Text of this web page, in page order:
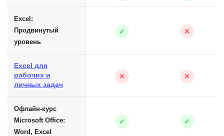
Excel:
Продвинутый
уровень
✓ ✕
Excel для
рабочих и
личных задач
✕ ✕
Офлайн-курс
Microsoft Office:
Word, Excel
✓ ✓